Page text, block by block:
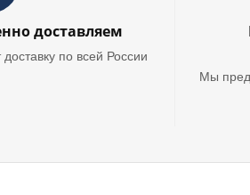
доставляем
по всей России
Мы